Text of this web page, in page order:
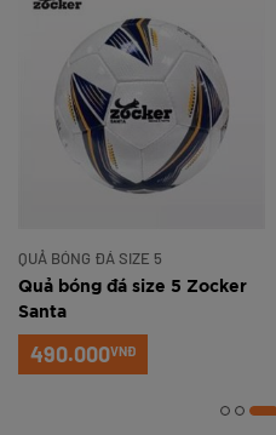
QUẢ BÓNG ĐÁ SIZE 5
Quả bóng đá size 5 Zocker
Santa
490.000VNĐ